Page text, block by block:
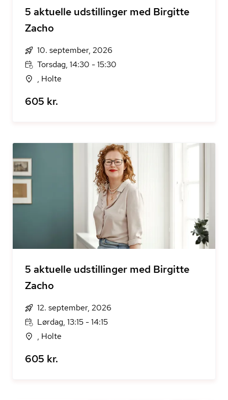
5 aktuelle udstillinger med Birgitte
Zacho
10. september, 2026
Torsdag, 14:30 - 15:30
, Holte
605 kr.
5 aktuelle udstillinger med Birgitte
Zacho
12. september, 2026
Lørdag, 13:15 - 14:15
, Holte
605 kr.